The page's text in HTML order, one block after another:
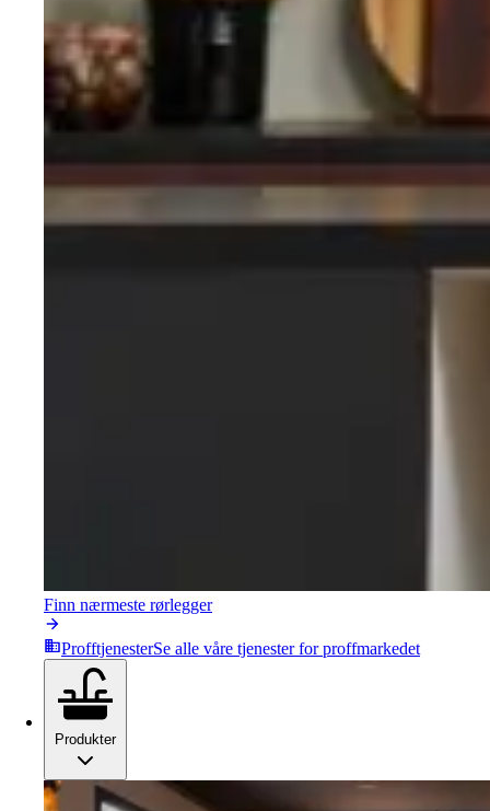
Finn nærmeste rørlegger
ProfftjenesterSe alle våre tjenester for proffmarkedet
Produkter